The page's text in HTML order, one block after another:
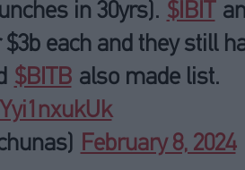
in 30yrs). $IBIT
each and they still
$BITB also made list.
February 8, 2024